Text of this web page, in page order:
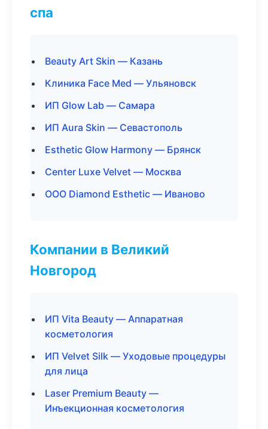
спа
Beauty Art Skin — Казань
Клиника Face Med — Ульяновск
ИП Glow Lab — Самара
ИП Aura Skin — Севастополь
Esthetic Glow Harmony — Брянск
Center Luxe Velvet — Москва
ООО Diamond Esthetic — Иваново
Компании в Великий
Новгород
ИП Vita Beauty — Аппаратная
косметология
ИП Velvet Silk — Уходовые процедуры
для лица
Laser Premium Beauty —
Инъекционная косметология